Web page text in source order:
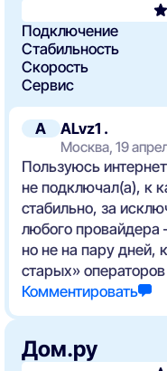
A ALvz1 .
Москва, 19
Пользуюсь
не подключал(а), к
стабильно, за
любого провайдера
но не на пару дней,
старых»
Комментировать
Подключение
Стабильность
Скорость
Сервис
Дом.ру